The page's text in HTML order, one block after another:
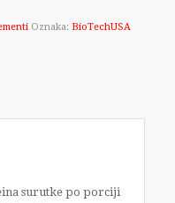
Oznaka: BioTechUSA
surutke po porciji